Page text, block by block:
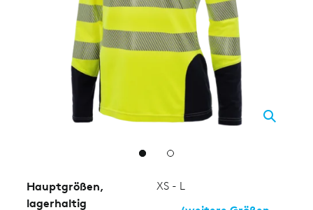
Hauptgrößen,
lagerhaltig
XS - L